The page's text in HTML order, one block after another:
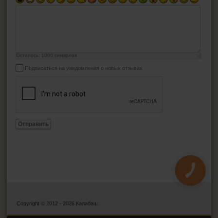
Осталось: 1000 символов
Подписаться на уведомления о новых отзывах
Отправить
Copyright © 2012 - 2026 Калабаш.
КНОПКА
ЗВ'ЯЗКУ